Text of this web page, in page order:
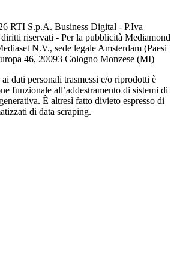
RTI S.p.A. Business Digital - P.Iva
riservati - Per la pubblicità Mediamond
N.V., sede legale Amsterdam (Paesi
46, 20093 Cologno Monzese (MI)
dati personali trasmessi e/o riprodotti è
funzionale all’addestramento di sistemi di
È altresì fatto divieto espresso di
di data scraping.